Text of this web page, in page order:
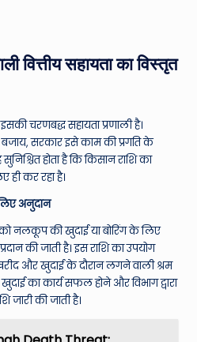
वित्तीय सहायता का विस्तृत
चरणबद्ध सहायता प्रणाली है।
सरकार इसे काम की प्रगति के
होता है कि किसान राशि का
ही कर रहा है।
अनुदान
नलकूप की खुदाई या बोरिंग के लिए
की जाती है। इस राशि का उपयोग
और खुदाई के दौरान लगने वाली श्रम
का कार्य सफल होने और विभाग द्वारा
जारी की जाती है।